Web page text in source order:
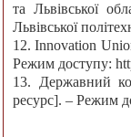
та Львівської
Львівської
12. Innovation
Режим доступу:
13. Державний
ресурс]. – Режим